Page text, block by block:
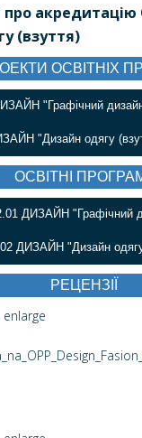
акредитацію
(взуття)
ОСВІТНІХ
"Графічний
"Дизайн одягу
ОСВІТНІ
ДИЗАЙН "Графічний
ДИЗАЙН "Дизайн
РЕЦЕНЗІЇ